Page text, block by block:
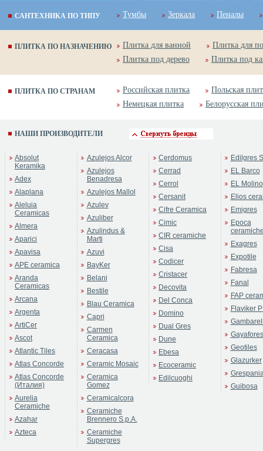
САНТЕХНИКА ПО ТИПУ Тумбы Зеркала Пеналы
ПЛИТКА ПО НАЗНАЧЕНИЮ Плитка для ванной
Плитка для
Плитка под дерево
Плитка под
ПЛИТКА ПО СТРАНАМ Российская плитка
Польская
Немецкая плитка
Белорусская
НАШИ ПРОИЗВОДИТЕЛИ
Absolut
Keramika
Adex
Alaplana
Aleluia
Ceramicas
Almera
Aparici
Apavisa
APE ceramica
Aranda
Ceramicas
Arcana
Argenta
ArtiCer
Ascot
Atlantic Tiles
Atlas Concorde
Atlas Concorde
(Италия)
Aurelia
Ceramiche
Azahar
Azteca
Azulejos Alcor
Azulejos
Benadresa
Azulejos Mallol
Azulev
Azuliber
Azulindus &
Marti
Azuvi
BayKer
Belani
Bestile
Blau Ceramica
Capri
Carmen
Ceramica
Ceracasa
Ceramic Mosaic
Ceramica
Gomez
Ceramicalcora
Ceramiche
Brennero S.p.A.
Ceramiche
Supergres
Cerdomus
Cerrad
Cerrol
Cersanit
Cifre Ceramica
Cimic
CIR ceramiche
Cisa
Codicer
Cristacer
Decovita
Del Conca
Domino
Dual Gres
Dune
Ebesa
Ecoceramic
Edilcuoghi
Edilgres
EL Barco
EL Molino
Elios
Emigres
Epoca
Exagres
Expotile
Fabresa
Fanal
FAP
Flaviker
Gayafores
Geotiles
Glazurker
Guibosa